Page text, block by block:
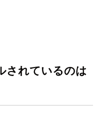
されているのは